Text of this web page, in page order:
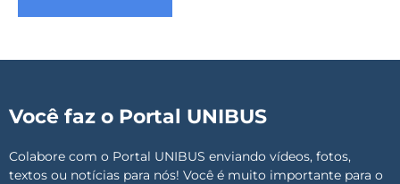
Você faz o Portal UNIBUS
Colabore com o Portal UNIBUS enviando vídeos, fotos,
textos ou notícias para nós! Você é muito importante para o